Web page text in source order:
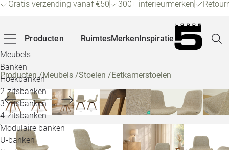
Gratis verzending vanaf €50 300+ interieurmerken
Producten
Meubels
Banken
Hoekbanken
2-zitsbanken
3-zitsbanken
4-zitsbanken
Modulaire banken
U-banken
RuimtesMerkenInspiratie
Producten/Meubels /Stoelen /Eetkamerstoelen